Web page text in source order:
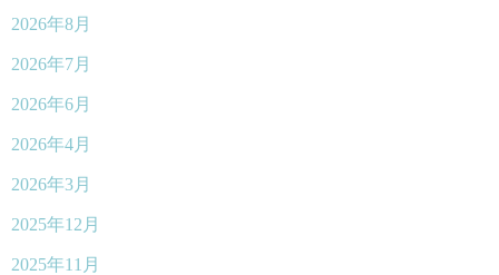
2026年8月
2026年7月
2026年6月
2026年4月
2026年3月
2025年12月
2025年11月